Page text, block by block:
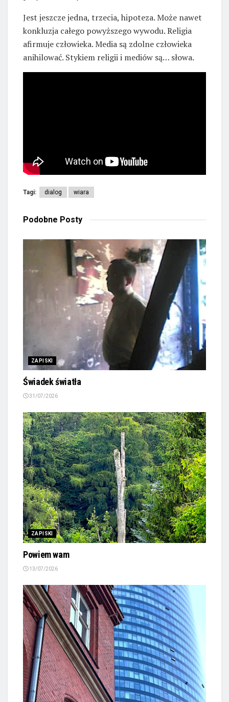
Jest jeszcze jedna, trzecia, hipoteza. Może nawet
konkluzja całego powyższego wywodu. Religia
afirmuje człowieka. Media są zdolne człowieka
anihilować. Stykiem religii i mediów są… słowa.
Tagi: dialog wiara
Podobne Posty
ZAPISKI
Świadek światła
31/07/2026
ZAPISKI
Powiem wam
13/07/2026